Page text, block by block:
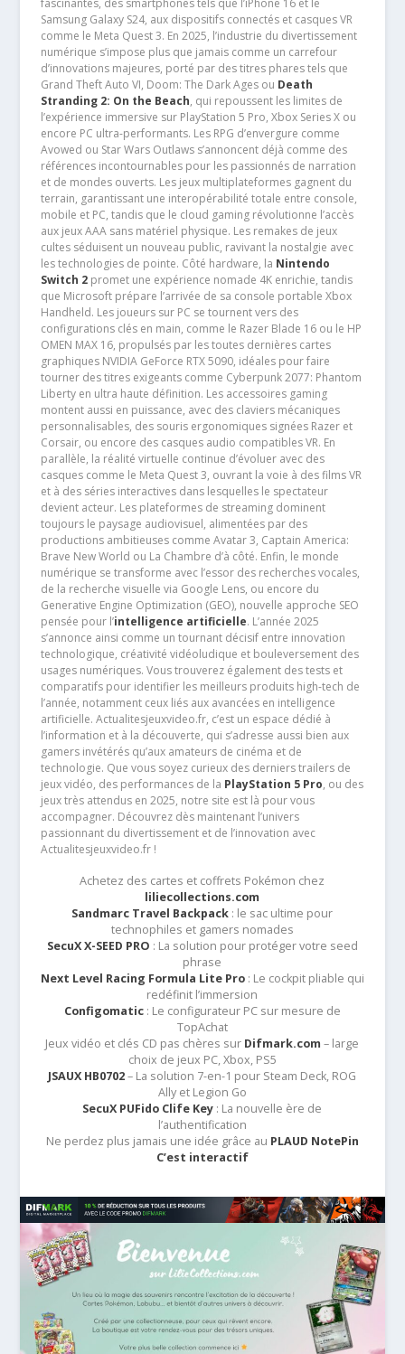
fascinantes, des smartphones tels que l’iPhone 16 et le
Samsung Galaxy S24, aux dispositifs connectés et casques VR
comme le Meta Quest 3. En 2025, l’industrie du divertissement
numérique s’impose plus que jamais comme un carrefour
d’innovations majeures, porté par des titres phares tels que
Grand Theft Auto VI, Doom: The Dark Ages ou Death
Stranding 2: On the Beach, qui repoussent les limites de
l’expérience immersive sur PlayStation 5 Pro, Xbox Series X ou
encore PC ultra-performants. Les RPG d’envergure comme
Avowed ou Star Wars Outlaws s’annoncent déjà comme des
références incontournables pour les passionnés de narration
et de mondes ouverts. Les jeux multiplateformes gagnent du
terrain, garantissant une interopérabilité totale entre console,
mobile et PC, tandis que le cloud gaming révolutionne l’accès
aux jeux AAA sans matériel physique. Les remakes de jeux
cultes séduisent un nouveau public, ravivant la nostalgie avec
les technologies de pointe. Côté hardware, la Nintendo
Switch 2promet une expérience nomade 4K enrichie, tandis
que Microsoft prépare l’arrivée de sa console portable Xbox
Handheld. Les joueurs sur PC se tournent vers des
configurations clés en main, comme le Razer Blade 16 ou le HP
OMEN MAX 16, propulsés par les toutes dernières cartes
graphiques NVIDIA GeForce RTX 5090, idéales pour faire
tourner des titres exigeants comme Cyberpunk 2077: Phantom
Liberty en ultra haute définition. Les accessoires gaming
montent aussi en puissance, avec des claviers mécaniques
personnalisables, des souris ergonomiques signées Razer et
Corsair, ou encore des casques audio compatibles VR. En
parallèle, la réalité virtuelle continue d’évoluer avec des
casques comme le Meta Quest 3, ouvrant la voie à des films VR
et à des séries interactives dans lesquelles le spectateur
devient acteur. Les plateformes de streaming dominent
toujours le paysage audiovisuel, alimentées par des
productions ambitieuses comme Avatar 3, Captain America:
Brave New World ou La Chambre d’à côté. Enfin, le monde
numérique se transforme avec l’essor des recherches vocales,
de la recherche visuelle via Google Lens, ou encore du
Generative Engine Optimization (GEO), nouvelle approche SEO
pensée pour l’intelligence artificielle. L’année 2025
s’annonce ainsi comme un tournant décisif entre innovation
technologique, créativité vidéoludique et bouleversement des
usages numériques. Vous trouverez également des tests et
comparatifs pour identifier les meilleurs produits high-tech de
l’année, notamment ceux liés aux avancées en intelligence
artificielle. Actualitesjeuxvideo.fr, c’est un espace dédié à
l’information et à la découverte, qui s’adresse aussi bien aux
gamers invétérés qu’aux amateurs de cinéma et de
technologie. Que vous soyez curieux des derniers trailers de
jeux vidéo, des performances de la PlayStation 5 Pro, ou des
jeux très attendus en 2025, notre site est là pour vous
accompagner. Découvrez dès maintenant l’univers
passionnant du divertissement et de l’innovation avec
Actualitesjeuxvideo.fr !
Achetez des cartes et coffrets Pokémon chez
liliecollections.com
Sandmarc Travel Backpack : le sac ultime pour
technophiles et gamers nomades
SecuX X-SEED PRO : La solution pour protéger votre seed
phrase
Next Level Racing Formula Lite Pro: Le cockpit pliable qui
redéfinit l’immersion
Configomatic: Le configurateur PC sur mesure de
TopAchat
Jeux vidéo et clés CD pas chères sur Difmark.com – large
choix de jeux PC, Xbox, PS5
JSAUX HB0702– La solution 7-en-1 pour Steam Deck, ROG
Ally et Legion Go
SecuX PUFido Clife Key : La nouvelle ère de
l’authentification
Ne perdez plus jamais une idée grâce au PLAUD NotePin
C’est interactif